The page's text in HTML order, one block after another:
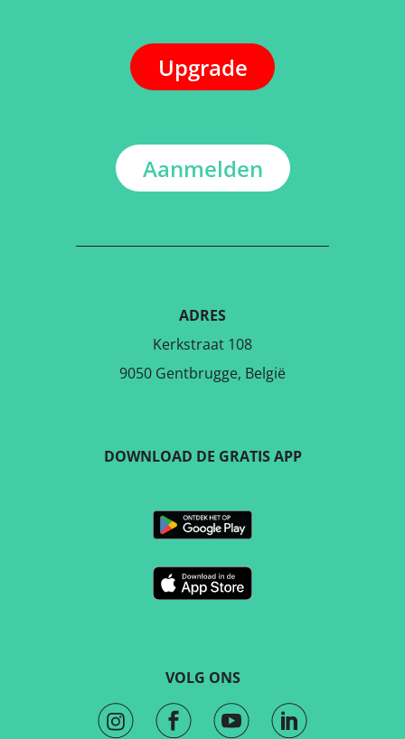
Upgrade
Aanmelden
ADRES
Kerkstraat 108
9050 Gentbrugge, België
VOLG ONS
DOWNLOAD DE GRATIS APP